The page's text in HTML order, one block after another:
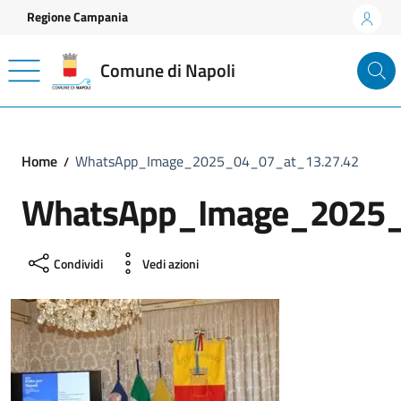
Vai ai contenuti
Vai al footer
Regione Campania
Comune di Napoli
Home WhatsApp_Image_2025_04_07_at_13.27.42
Condividi Vedi azioni